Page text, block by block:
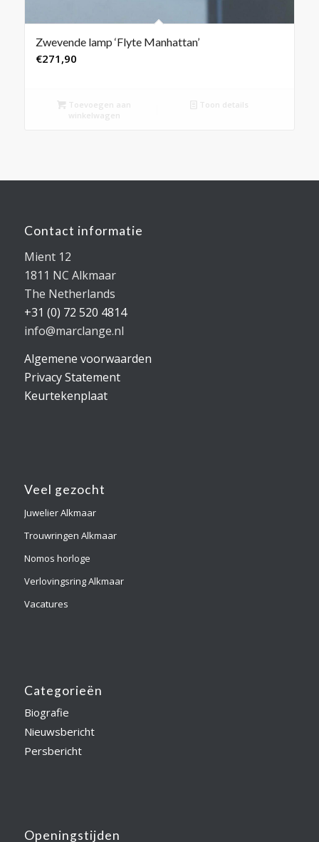
Zwevende lamp ‘Flyte Manhattan’
€271,90
Toevoegen aan
winkelwagen
Toon details
Contact informatie
Mient 12
1811 NC Alkmaar
The Netherlands
+31 (0) 72 520 4814
info@marclange.nl
Algemene voorwaarden
Privacy Statement
Keurtekenplaat
Veel gezocht
Juwelier Alkmaar
Trouwringen Alkmaar
Nomos horloge
Verlovingsring Alkmaar
Vacatures
Categorieën
Biografie
Nieuwsbericht
Persbericht
Openingstijden